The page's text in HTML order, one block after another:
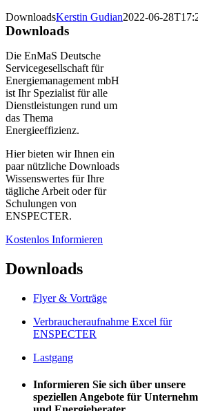
DownloadsKerstin Gudian2022-06-
Downloads
Die EnMaS Deutsche
Servicegesellschaft für
Energiemanagement mbH
ist Ihr Spezialist für alle
Dienstleistungen rund um
das Thema
Energieeffizienz.
Hier bieten wir Ihnen ein
paar nützliche Downloads
Wissenswertes für Ihre
tägliche Arbeit oder für
Schulungen von
ENSPECTER.
Kostenlos Informieren
Downloads
Flyer & Vorträge
Verbraucheraufnahme Excel für
ENSPECTER
Lastgang
Informieren Sie sich über unsere
speziellen Angebote für